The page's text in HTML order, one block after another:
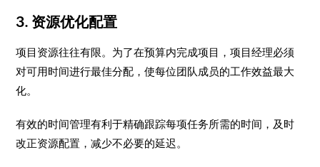
3. 资源优化配置
项目资源往往有限。为了在预算内完成项目，项目经理必须
对可用时间进行最佳分配，使每位团队成员的工作效益最大
化。
有效的时间管理有利于精确跟踪每项任务所需的时间，及时
改正资源配置，减少不必要的延迟。